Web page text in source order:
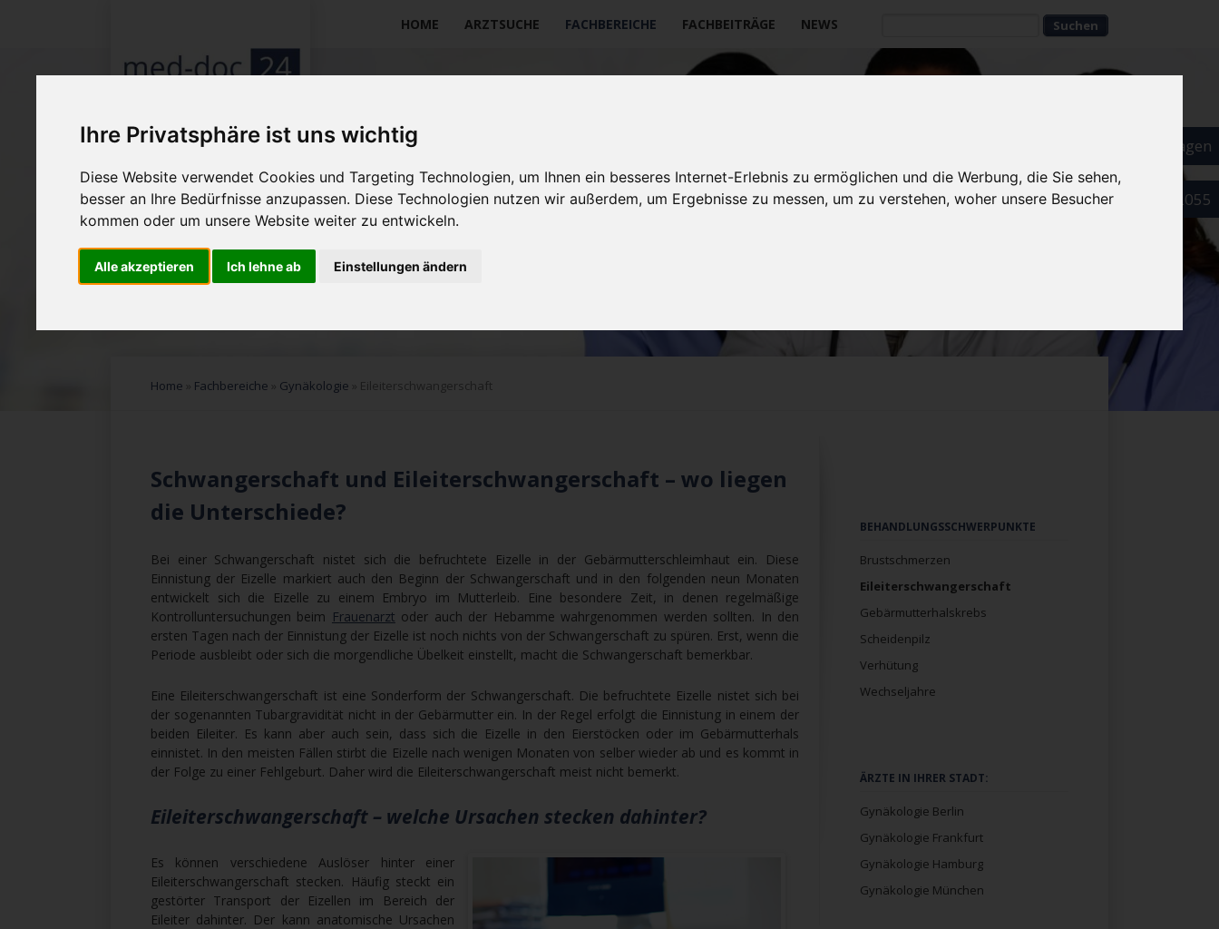
Ihre Privatsphäre ist uns wichtig
Diese Website verwendet Cookies und Targeting Technologien, um Ihnen ein besseres Internet-Erlebnis zu ermöglichen und die Werbung, die Sie sehen,
besser an Ihre Bedürfnisse anzupassen. Diese Technologien nutzen wir außerdem, um Ergebnisse zu messen, um zu verstehen, woher unsere Besucher
kommen oder um unsere Website weiter zu entwickeln.
Alle akzeptieren Ich lehne ab Einstellungen ändern
überspringen
HOME ARZTSUCHE FACHBEREICHE FACHBEITRÄGE NEWS
Home Fachbereiche Gynäkologie Eileiterschwangerschaft
Schwangerschaft und Eileiterschwangerschaft – wo liegen
die Unterschiede?
Bei einer Schwangerschaft nistet sich die befruchtete Eizelle in der Gebärmutterschleimhaut ein. Diese
Einnistung der Eizelle markiert auch den Beginn der Schwangerschaft und in den folgenden neun Monaten
entwickelt sich die Eizelle zu einem Embryo im Mutterleib. Eine besondere Zeit, in denen regelmäßige
Kontrolluntersuchungen beim Frauenarzt oder auch der Hebamme wahrgenommen werden sollten. In den
ersten Tagen nach der Einnistung der Eizelle ist noch nichts von der Schwangerschaft zu spüren. Erst, wenn die
Periode ausbleibt oder sich die morgendliche Übelkeit einstellt, macht die Schwangerschaft bemerkbar.
Eine Eileiterschwangerschaft ist eine Sonderform der Schwangerschaft. Die befruchtete Eizelle nistet sich bei
der sogenannten Tubargravidität nicht in der Gebärmutter ein. In der Regel erfolgt die Einnistung in einem der
beiden Eileiter. Es kann aber auch sein, dass sich die Eizelle in den Eierstöcken oder im Gebärmutterhals
einnistet. In den meisten Fällen stirbt die Eizelle nach wenigen Monaten von selber wieder ab und es kommt in
der Folge zu einer Fehlgeburt. Daher wird die Eileiterschwangerschaft meist nicht bemerkt.
Eileiterschwangerschaft – welche Ursachen stecken dahinter?
Es können verschiedene Auslöser hinter einer
Eileiterschwangerschaft stecken. Häufig steckt ein
gestörter Transport der Eizellen im Bereich der
Eileiter dahinter. Der kann anatomische Ursachen
Navigation
BEHANDLUNGSSCHWERPUNKTE
Brustschmerzen
Eileiterschwangerschaft
Gebärmutterhalskrebs
Scheidenpilz
Verhütung
Wechseljahre
Navigation
ÄRZTE IN IHRER STADT:
Gynäkologie Berlin
Gynäkologie Frankfurt
Gynäkologie Hamburg
Gynäkologie München
Als Arzt eintragen
089 52032055